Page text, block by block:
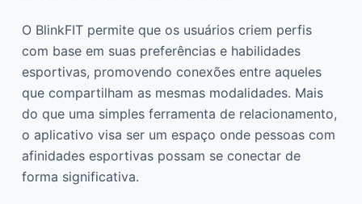
O BlinkFIT permite que os usuários criem perfis
com base em suas preferências e habilidades
esportivas, promovendo conexões entre aqueles
que compartilham as mesmas modalidades. Mais
do que uma simples ferramenta de relacionamento,
o aplicativo visa ser um espaço onde pessoas com
afinidades esportivas possam se conectar de
forma significativa.